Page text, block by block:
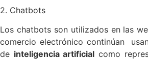
2. Chatbots
Los chatbots son utilizados en las
comercio electrónico continúan
de inteligencia artificial como